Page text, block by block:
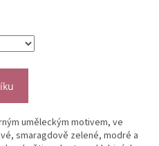
uměleckým motivem, ve
smaragdově zelené, modré a